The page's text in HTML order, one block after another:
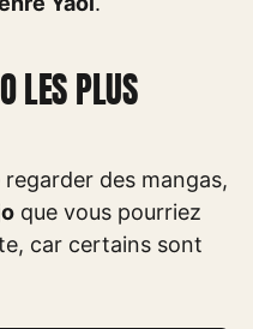
LES PLUS
regarder des mangas,
que vous pourriez
car certains sont